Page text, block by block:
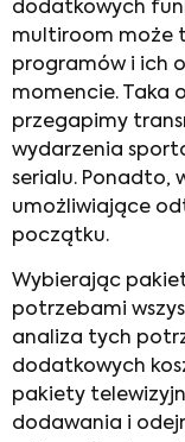
dodatkowych
multiroom może
programów i ich
momencie. Taka
przegapimy
wydarzenia
serialu. Ponadto,
umożliwiające
początku.
Wybierając
potrzebami
analiza tych
dodatkowych
pakiety
dodawania i